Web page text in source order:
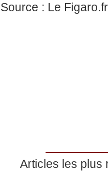
Source : Le Figaro.fr
Articles les plus